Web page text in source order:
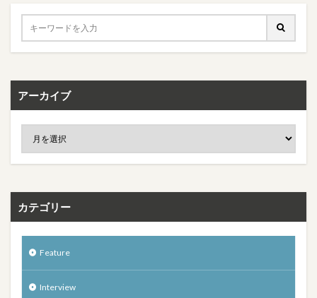
アーカイブ
カテゴリー
Feature
Interview